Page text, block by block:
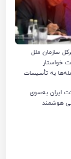
سازمان ملل
خواستار
به تأسیسات
ایران به‌سوی
هوشمند